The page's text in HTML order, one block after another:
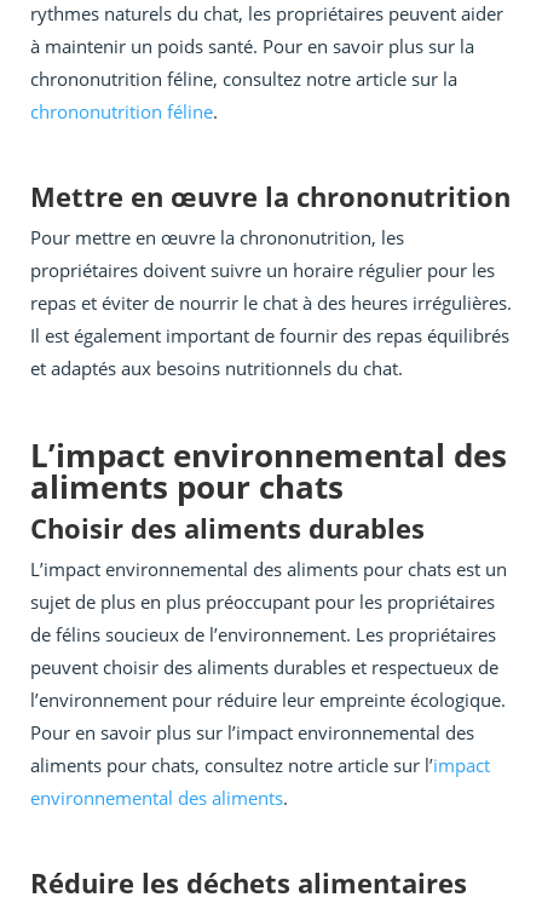
rythmes naturels du chat, les propriétaires peuvent aider
à maintenir un poids santé. Pour en savoir plus sur la
chrononutrition féline, consultez notre article sur la
chrononutrition féline.
Mettre en œuvre la chrononutrition
Pour mettre en œuvre la chrononutrition, les
propriétaires doivent suivre un horaire régulier pour les
repas et éviter de nourrir le chat à des heures irrégulières.
Il est également important de fournir des repas équilibrés
et adaptés aux besoins nutritionnels du chat.
L’impact environnemental des
aliments pour chats
Choisir des aliments durables
L’impact environnemental des aliments pour chats est un
sujet de plus en plus préoccupant pour les propriétaires
de félins soucieux de l’environnement. Les propriétaires
peuvent choisir des aliments durables et respectueux de
l’environnement pour réduire leur empreinte écologique.
Pour en savoir plus sur l’impact environnemental des
aliments pour chats, consultez notre article sur l’impact
environnemental des aliments.
Réduire les déchets alimentaires